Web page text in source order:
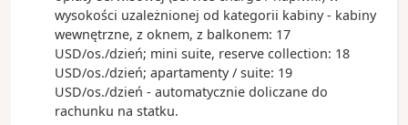
wysokości uzależnionej od kategorii kabiny - kabiny
wewnętrzne, z oknem, z balkonem: 17
USD/os./dzień; mini suite, reserve collection: 18
USD/os./dzień; apartamenty / suite: 19
USD/os./dzień - automatycznie doliczane do
rachunku na statku.